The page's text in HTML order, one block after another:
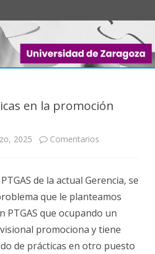
Saltar
en la promoción
2025 Comentarios
de la actual Gerencia, se
que le planteamos
PTGAS que ocupando un
promociona y tiene
de prácticas en otro puesto